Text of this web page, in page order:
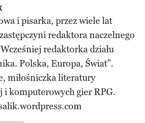
i pisarka, przez wiele lat
redaktora naczelnego
redaktorka działu
Polska, Europa, Świat”.
miłośniczka literatury
komputerowych gier RPG.